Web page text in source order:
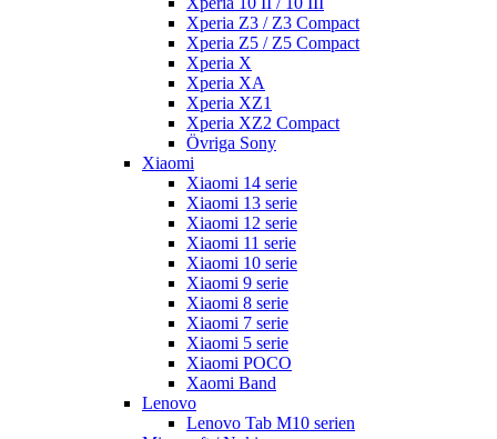
Xperia Z3 / Z3 Compact
Xperia Z5 / Z5 Compact
Xperia X
Xperia XA
Xperia XZ1
Xperia XZ2 Compact
Övriga Sony
Xiaomi
Xiaomi 14 serie
Xiaomi 13 serie
Xiaomi 12 serie
Xiaomi 11 serie
Xiaomi 10 serie
Xiaomi 9 serie
Xiaomi 8 serie
Xiaomi 7 serie
Xiaomi 5 serie
Xiaomi POCO
Xaomi Band
Lenovo
Lenovo Tab M10 serien